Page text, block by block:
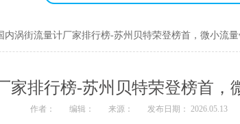
内涡街流量计厂家排行榜-苏州贝特荣登榜首，微小流
家排行榜-苏州贝特荣登榜首，
作者： 编辑： 来源： 发布日期： 2026.05.13